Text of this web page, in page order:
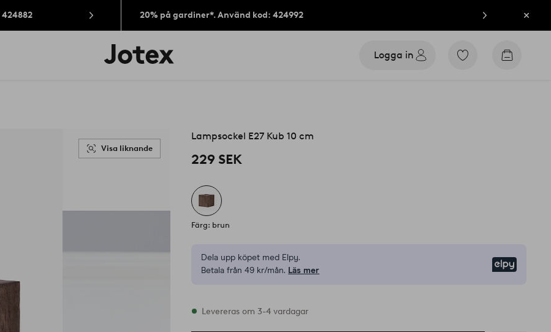
20% på gardiner*. Använd kod: 424992 Stäng
Jotex
logotyp
Logga in
Gå
Gå
Visa liknande
Lampsockel E27 Kub 10 cm
229 SEK
Färg: brun
Dela upp köpet med Elpy.
Betala från 49 kr/mån. Läs mer
I lager
Levereras om 3-4 vardagar